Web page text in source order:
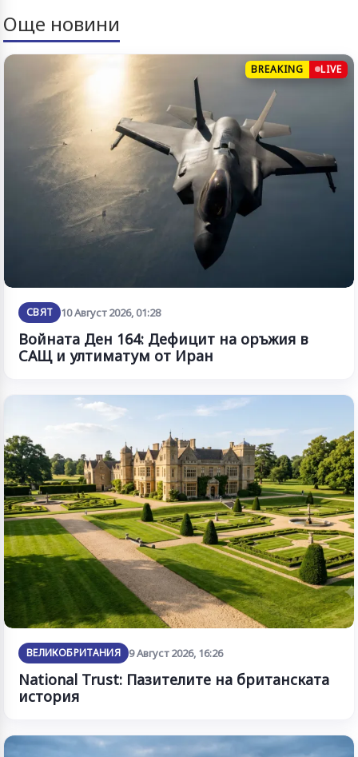
Още новини
BREAKING LIVE
СВЯТ 10 Август 2026, 01:28
Войната Ден 164: Дефицит на оръжия в
САЩ и ултиматум от Иран
ВЕЛИКОБРИТАНИЯ 9 Август 2026, 16:26
National Trust: Пазителите на британската
история